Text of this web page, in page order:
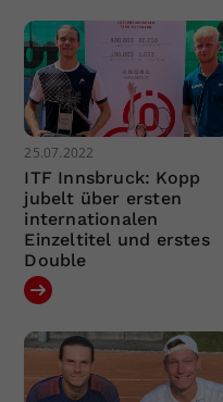
25.07.2022
ITF Innsbruck: Kopp
jubelt über ersten
internationalen
Einzeltitel und erstes
Double